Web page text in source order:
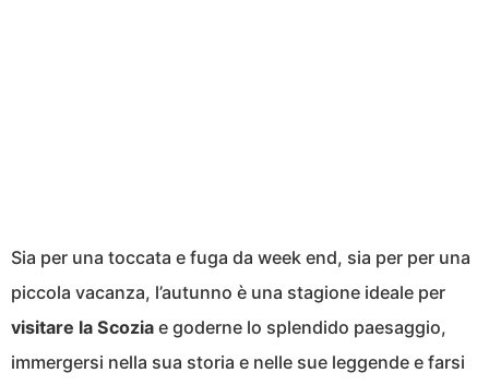
Sia per una toccata e fuga da week end, sia per per una
piccola vacanza, l’autunno è una stagione ideale per
visitare la Scozia e goderne lo splendido paesaggio,
immergersi nella sua storia e nelle sue leggende e farsi